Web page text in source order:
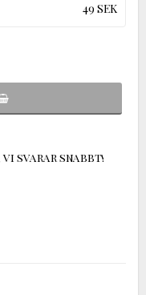
49 SEK
vi svarar snabbt!